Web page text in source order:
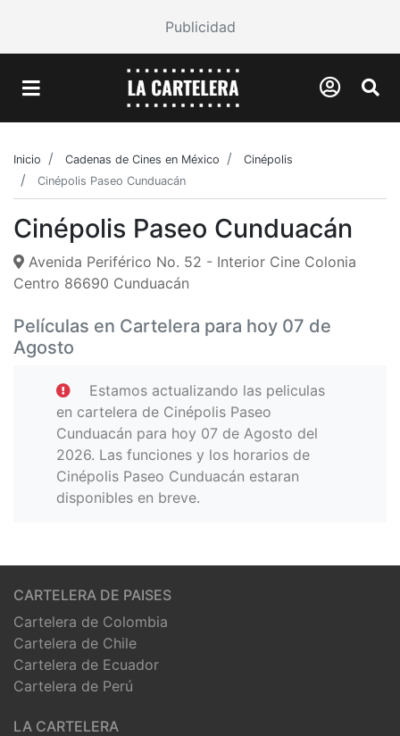
Publicidad
Inicio Cadenas de Cines en México
Cinépolis
Cinépolis Paseo Cunduacán
Cinépolis Paseo Cunduacán
Avenida Periférico No. 52 - Interior Cine Colonia
Centro 86690 Cunduacán
Películas en Cartelera para hoy 07 de
Agosto
Estamos actualizando las peliculas
en cartelera de Cinépolis Paseo
Cunduacán para hoy 07 de Agosto del
2026. Las funciones y los horarios de
Cinépolis Paseo Cunduacán estaran
disponibles en breve.
CARTELERA DE PAISES
Cartelera de Colombia
Cartelera de Chile
Cartelera de Ecuador
Cartelera de Perú
LA CARTELERA